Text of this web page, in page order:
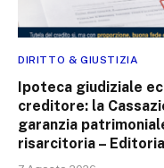
DIRITTO & GIUSTIZIA
Ipoteca giudiziale
creditore: la
garanzia
risarcitoria –